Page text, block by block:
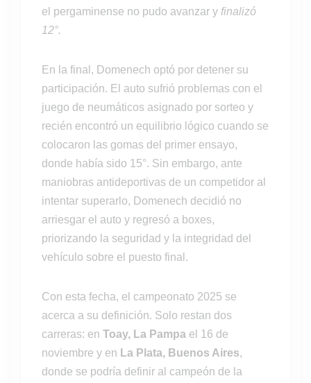
el pergaminense no pudo avanzar y finalizó
12°.
En la final, Domenech optó por detener su
participación. El auto sufrió problemas con el
juego de neumáticos asignado por sorteo y
recién encontró un equilibrio lógico cuando se
colocaron las gomas del primer ensayo,
donde había sido 15°. Sin embargo, ante
maniobras antideportivas de un competidor al
intentar superarlo, Domenech decidió no
arriesgar el auto y regresó a boxes,
priorizando la seguridad y la integridad del
vehículo sobre el puesto final.
Con esta fecha, el campeonato 2025 se
acerca a su definición. Solo restan dos
carreras: en Toay, La Pampa el 16 de
noviembre y en La Plata, Buenos Aires,
donde se podría definir al campeón de la